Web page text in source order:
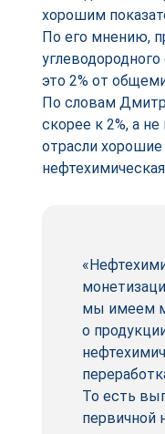
хорошим
По его мнению,
это 2% от
По словам
скорее к 2%, а
отрасли
мы имеем
о
То есть
первичной